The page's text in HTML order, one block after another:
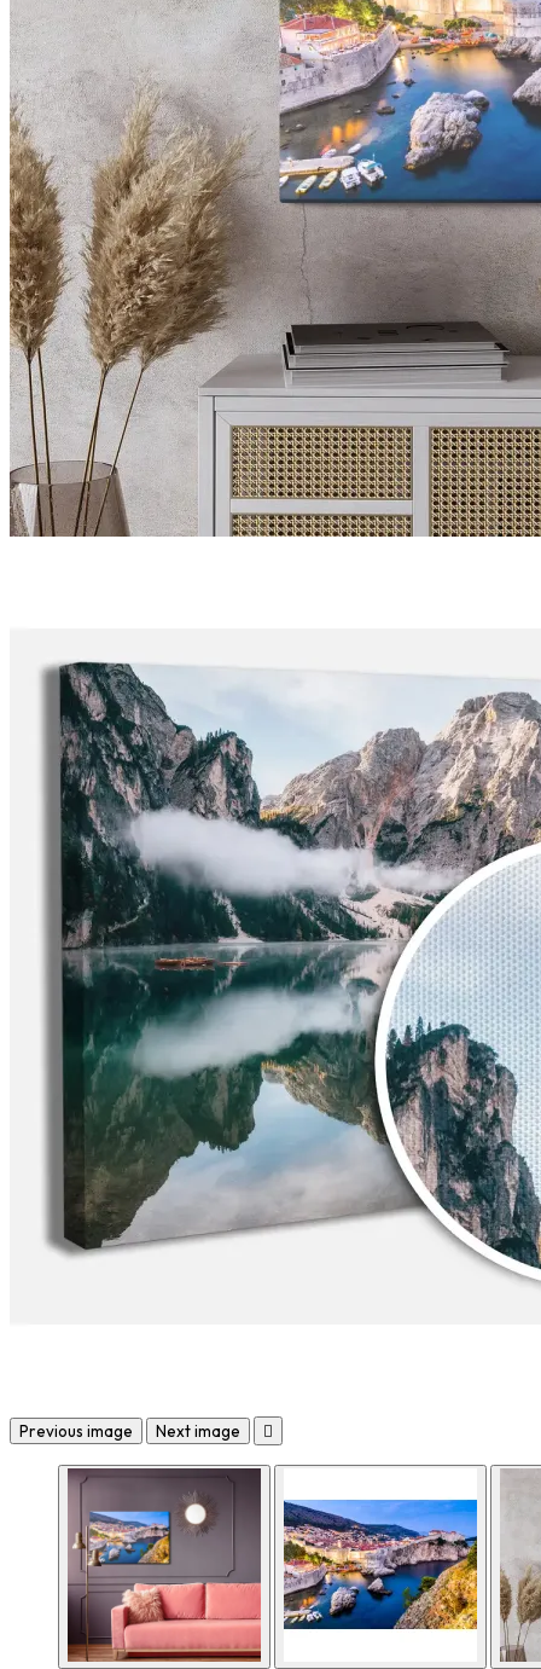
Previous image Next image 